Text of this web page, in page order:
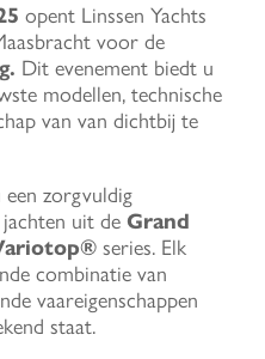
opent Linssen Yachts
voor de
Dit evenement biedt u
modellen, technische
van van dichtbij te
zorgvuldig
jachten uit de Grand
series. Elk
combinatie van
vaareigenschappen
staat.